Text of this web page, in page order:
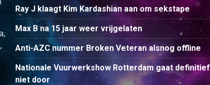
Ray J klaagt Kim Kardashian aan om sekstape
Max B na 15 jaar weer vrijgelaten
Anti-AZC nummer Broken Veteran alsnog offline
Nationale Vuurwerkshow Rotterdam gaat definitief
niet door